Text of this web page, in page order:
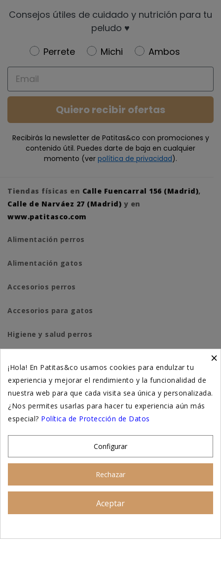
Consejos útiles de cuidado y nutrición para tu
peludo ♥️
Newsletter
Perrete Michi
Ambos
Email
Quiero recibir ofertas
Recibirás la newsletter de Patitas&co con promociones y
contenido útil. Puedes darte de baja en cualquier
momento (ver política de privacidad).
Tiendas físicas en Calle Fuencarral 156 (Madrid),
Calle de Narváez 27 (Madrid) y en
www.patitasco.com
Alimentación perros
Alimentación gatos
Accesorios perros
Accesorios para gatos
Higiene y salud perros
Suplementación natural
Otros
×
¡Hola! En Patitas&co usamos cookies para endulzar tu
experiencia y mejorar el rendimiento y la funcionalidad de
nuestra web para que cada visita sea única y personalizada.
¿Nos permites usarlas para hacer tu experiencia aún más
especial? Política de Protección de Datos
Configurar
Rechazar
Aceptar